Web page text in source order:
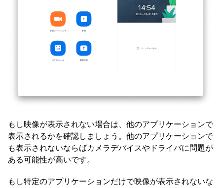
もし映像が表示されない場合は、他のアプリケーションで
表示されるかを確認しましょう。他のアプリケーションで
も表示されないならばカメラデバイスやドライバに問題が
ある可能性が高いです。
もし特定のアプリケーションだけで映像が表示されないな